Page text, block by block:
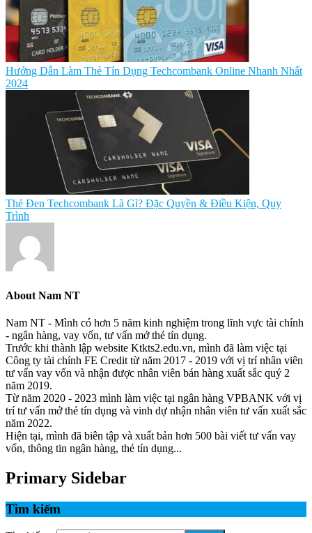
Hướng Dẫn Làm Thẻ Tín Dụng Techcombank Online Nhanh Nhất
2024
Thẻ Đen Techcombank Là Gì? Đặc Quyền & Điều Kiện, Quy
Trình
About Nam NT
Nam NT - Mình có hơn 5 năm kinh nghiệm trong lĩnh vực tài chính
- ngân hàng, vay vốn, tư vấn mở thẻ tín dụng.
Trước khi thành lập website Ktkts2.edu.vn, mình đã làm việc tại
Công ty tài chính FE Credit từ năm 2017 - 2019 với vị trí nhân viên
tư vấn vay vốn và nhận được nhân viên bán hàng xuất sắc quý 2
năm 2019.
Từ năm 2020 - 2023 mình làm việc tại ngân hàng VPBANK với vị
trí tư vấn mở thẻ tín dụng và vinh dự nhận nhân viên tư vấn xuất sắc
năm 2022.
Hiện tại, mình đã biên tập và xuất bản hơn 500 bài viết tư vấn vay
vốn, thông tin ngân hàng, thẻ tín dụng...
Primary Sidebar
Tìm kiếm